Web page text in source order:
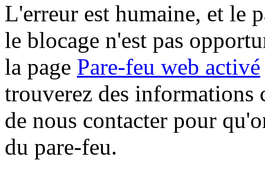
L'erreur est humaine, et le
le blocage n'est pas
la page Pare-feu web activé
trouverez des informations
de nous contacter pour
du pare-feu.